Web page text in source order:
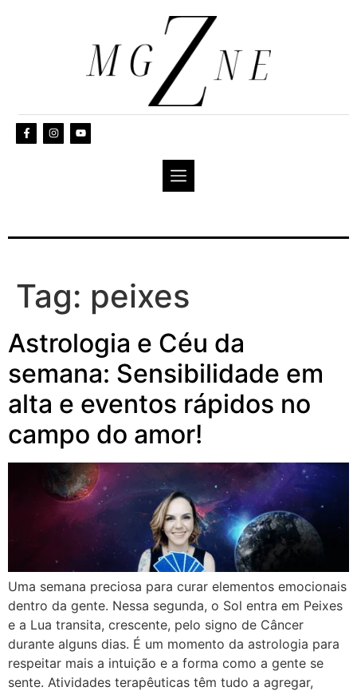
Tag: peixes
Astrologia e Céu da
semana: Sensibilidade em
alta e eventos rápidos no
campo do amor!
Uma semana preciosa para curar elementos emocionais
dentro da gente. Nessa segunda, o Sol entra em Peixes
e a Lua transita, crescente, pelo signo de Câncer
durante alguns dias. É um momento da astrologia para
respeitar mais a intuição e a forma como a gente se
sente. Atividades terapêuticas têm tudo a agregar,